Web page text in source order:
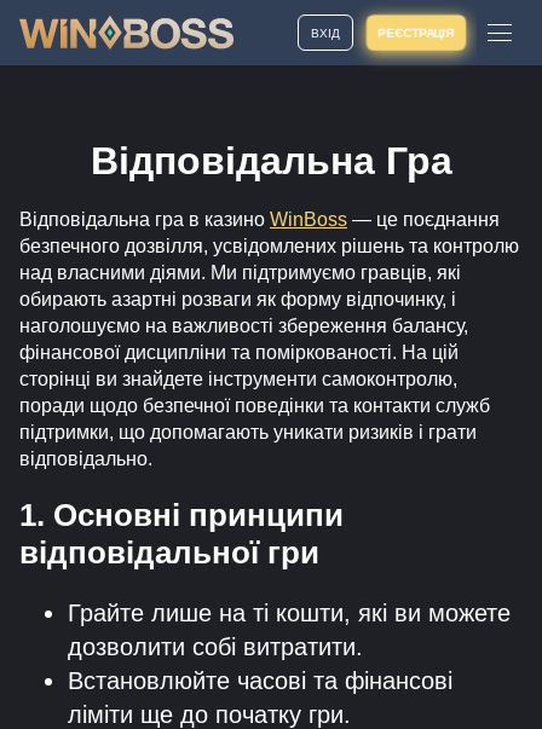
ВХІД РЕЄСТРАЦІЯ
Відповідальна Гра
Відповідальна гра в казино WinBoss — це поєднання
безпечного дозвілля, усвідомлених рішень та контролю
над власними діями. Ми підтримуємо гравців, які
обирають азартні розваги як форму відпочинку, і
наголошуємо на важливості збереження балансу,
фінансової дисципліни та поміркованості. На цій
сторінці ви знайдете інструменти самоконтролю,
поради щодо безпечної поведінки та контакти служб
підтримки, що допомагають уникати ризиків і грати
відповідально.
1. Основні принципи
відповідальної гри
Грайте лише на ті кошти, які ви можете
дозволити собі витратити.
Встановлюйте часові та фінансові
ліміти ще до початку гри.